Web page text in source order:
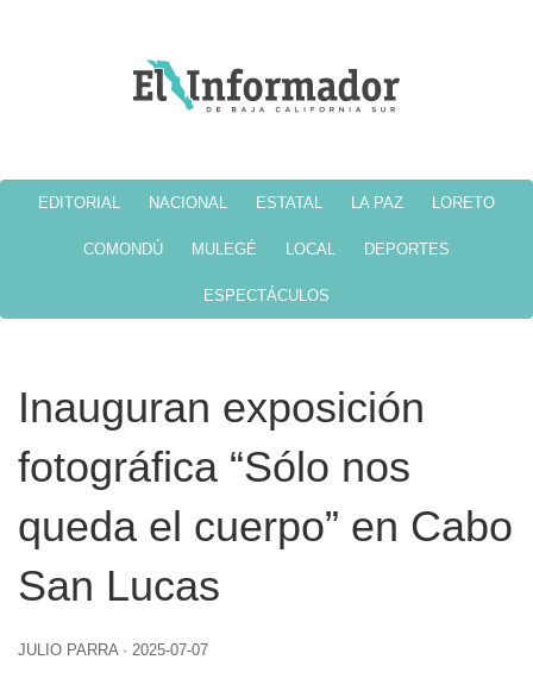
EDITORIAL NACIONAL ESTATAL LA PAZ LORETO
COMONDÚ MULEGÉ LOCAL DEPORTES
ESPECTÁCULOS
Inauguran exposición
fotográfica “Sólo nos
queda el cuerpo” en Cabo
San Lucas
JULIO PARRA · 2025-07-07